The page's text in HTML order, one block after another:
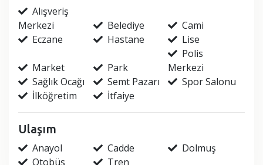
Alışveriş
Merkezi
Belediye
Cami
Eczane
Hastane Lise
Market Park
Polis
Merkezi
Sağlık Ocağı
Semt Pazarı
Spor Salonu
İlköğretim
İtfaiye
Ulaşım
Anayol Cadde
Dolmuş
Otobüs
Tren